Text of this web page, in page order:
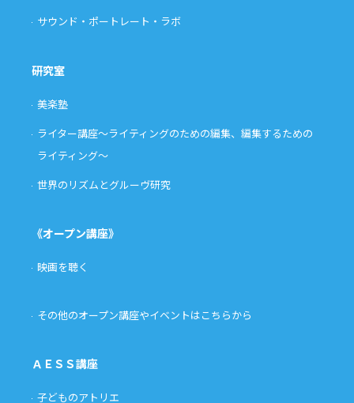
サウンド・ポートレート・ラボ
研究室
美楽塾
ライター講座〜ライティングのための編集、編集するための
ライティング〜
世界のリズムとグルーヴ研究
《オープン講座》
映画を聴く
その他のオープン講座やイベントはこちらから
ＡＥＳＳ講座
子どものアトリエ